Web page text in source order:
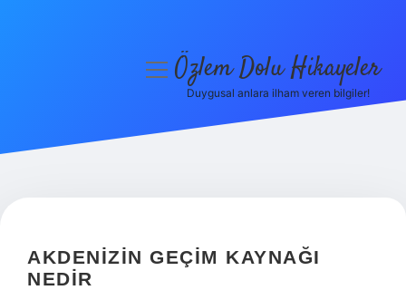
Hakkımızda
menüyüÖzlem Dolu Hikayeler
Duygusal anlara ilham veren bilgiler!
AKDENIZIN GEÇIM KAYNAĞI
NEDIR